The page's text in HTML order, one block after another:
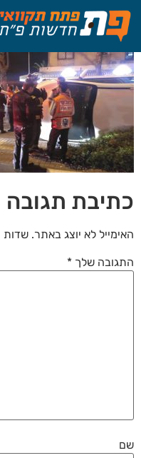
לתוכן
כתיבת תגובה
האימייל לא יוצג באתר. שדות
התגובה שלך *
שם